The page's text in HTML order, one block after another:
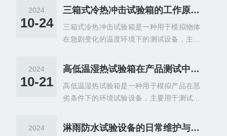
在热胀冷缩过程中可能产生的化学变化或物
理伤害。
2024
10-24
三箱式冷热冲击试验箱的工作原理解析
三箱式冷热冲击试验箱是一种用于模拟物体
在急剧变化的温度环境下的测试设备，主要
化下的化学变化或物理伤害，从而确认产品
的品质。
2024
10-21
高低温湿热试验箱在产品测试中的作用
高低温湿热试验箱是一种用于模拟产品在恶
劣条件下的环境试验设备，主要用于测试产
性。在产品测试中起着至关重要的作用，可
2024 淋雨防水试验设备的日常维护与保养指南